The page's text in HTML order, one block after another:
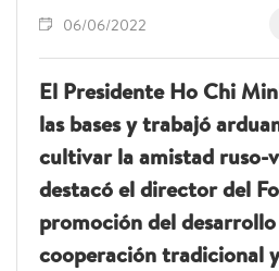
06/06/2022
El Presidente Ho Chi
las bases y trabajó
cultivar la amistad ruso-
destacó el director del
promoción del
cooperación tradicional